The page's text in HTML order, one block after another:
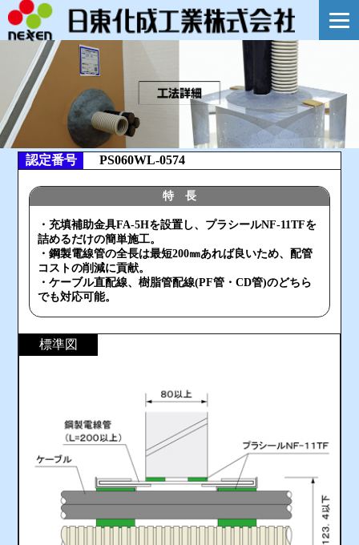
認定番号 PS060WL-0574
特 長
・充填補助金具FA-5Hを設置し、プラシールNF-11TFを
詰めるだけの簡単施工。
・鋼製電線管の全長は最短200㎜あれば良いため、配管
コストの削減に貢献。
・ケーブル直配線、樹脂管配線(PF管・CD管)のどちら
でも対応可能。
標準図